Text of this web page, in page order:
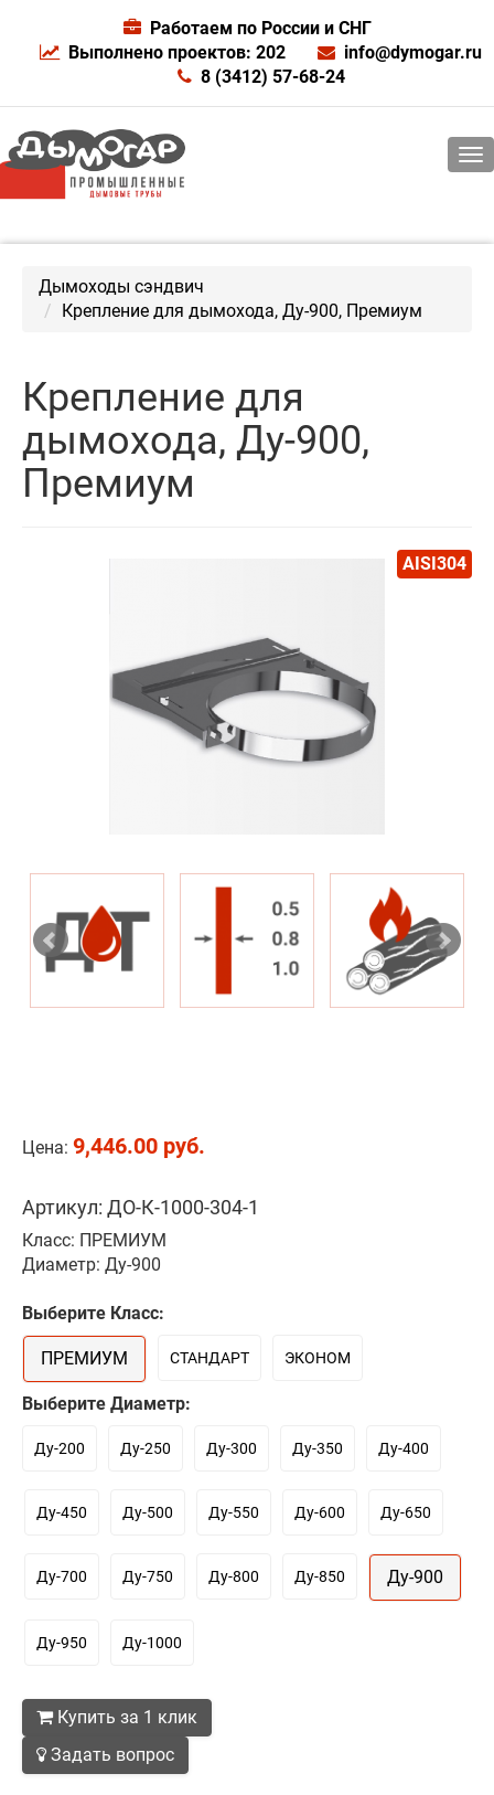
Работаем по России и СНГ
Выполнено проектов: 202
info@dymogar.ru
8 (3412) 57-68-24
Дымоходы сэндвич
Крепление для дымохода, Ду-900, Премиум
Крепление для
дымохода, Ду-900,
Премиум
AISI304
Цена: 9,446.00 руб.
Артикул: ДО-К-1000-304-1
Класс: ПРЕМИУМ
Диаметр: Ду-900
Выберите Класс:
ПРЕМИУМ СТАНДАРТ ЭКОНОМ
Выберите Диаметр:
Ду-200 Ду-250 Ду-300 Ду-350 Ду-400
Ду-450 Ду-500 Ду-550 Ду-600 Ду-650
Ду-700 Ду-750 Ду-800 Ду-850 Ду-900
Ду-950 Ду-1000
Купить за 1 клик
Задать вопрос